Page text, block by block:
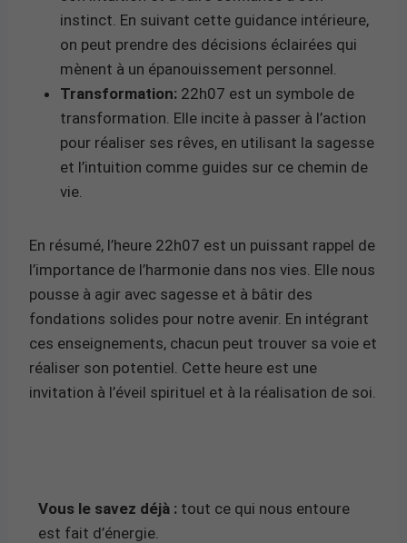
instinct. En suivant cette guidance intérieure,
on peut prendre des décisions éclairées qui
mènent à un épanouissement personnel.
Transformation: 22h07 est un symbole de
transformation. Elle incite à passer à l’action
pour réaliser ses rêves, en utilisant la sagesse
et l’intuition comme guides sur ce chemin de
vie.
En résumé, l’heure 22h07 est un puissant rappel de
l’importance de l’harmonie dans nos vies. Elle nous
pousse à agir avec sagesse et à bâtir des
fondations solides pour notre avenir. En intégrant
ces enseignements, chacun peut trouver sa voie et
réaliser son potentiel. Cette heure est une
invitation à l’éveil spirituel et à la réalisation de soi.
Vous le savez déjà : tout ce qui nous entoure
est fait d’énergie.